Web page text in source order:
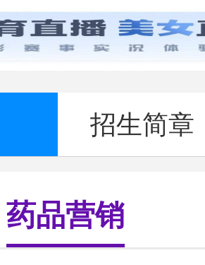
招生简章
药品营销